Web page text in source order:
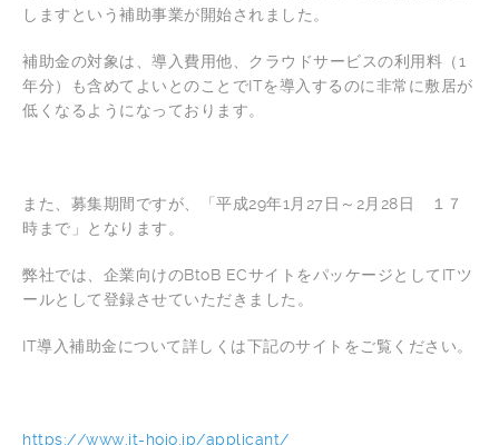
しますという補助事業が開始されました。
補助金の対象は、導入費用他、クラウドサービスの利用料（1
年分）も含めてよいとのことでITを導入するのに非常に敷居が
低くなるようになっております。
また、募集期間ですが、「平成29年1月27日～2月28日 １７
時まで」となります。
弊社では、企業向けのBtoB ECサイトをパッケージとしてITツ
ールとして登録させていただきました。
IT導入補助金について詳しくは下記のサイトをご覧ください。
https://www.it-hojo.jp/applicant/